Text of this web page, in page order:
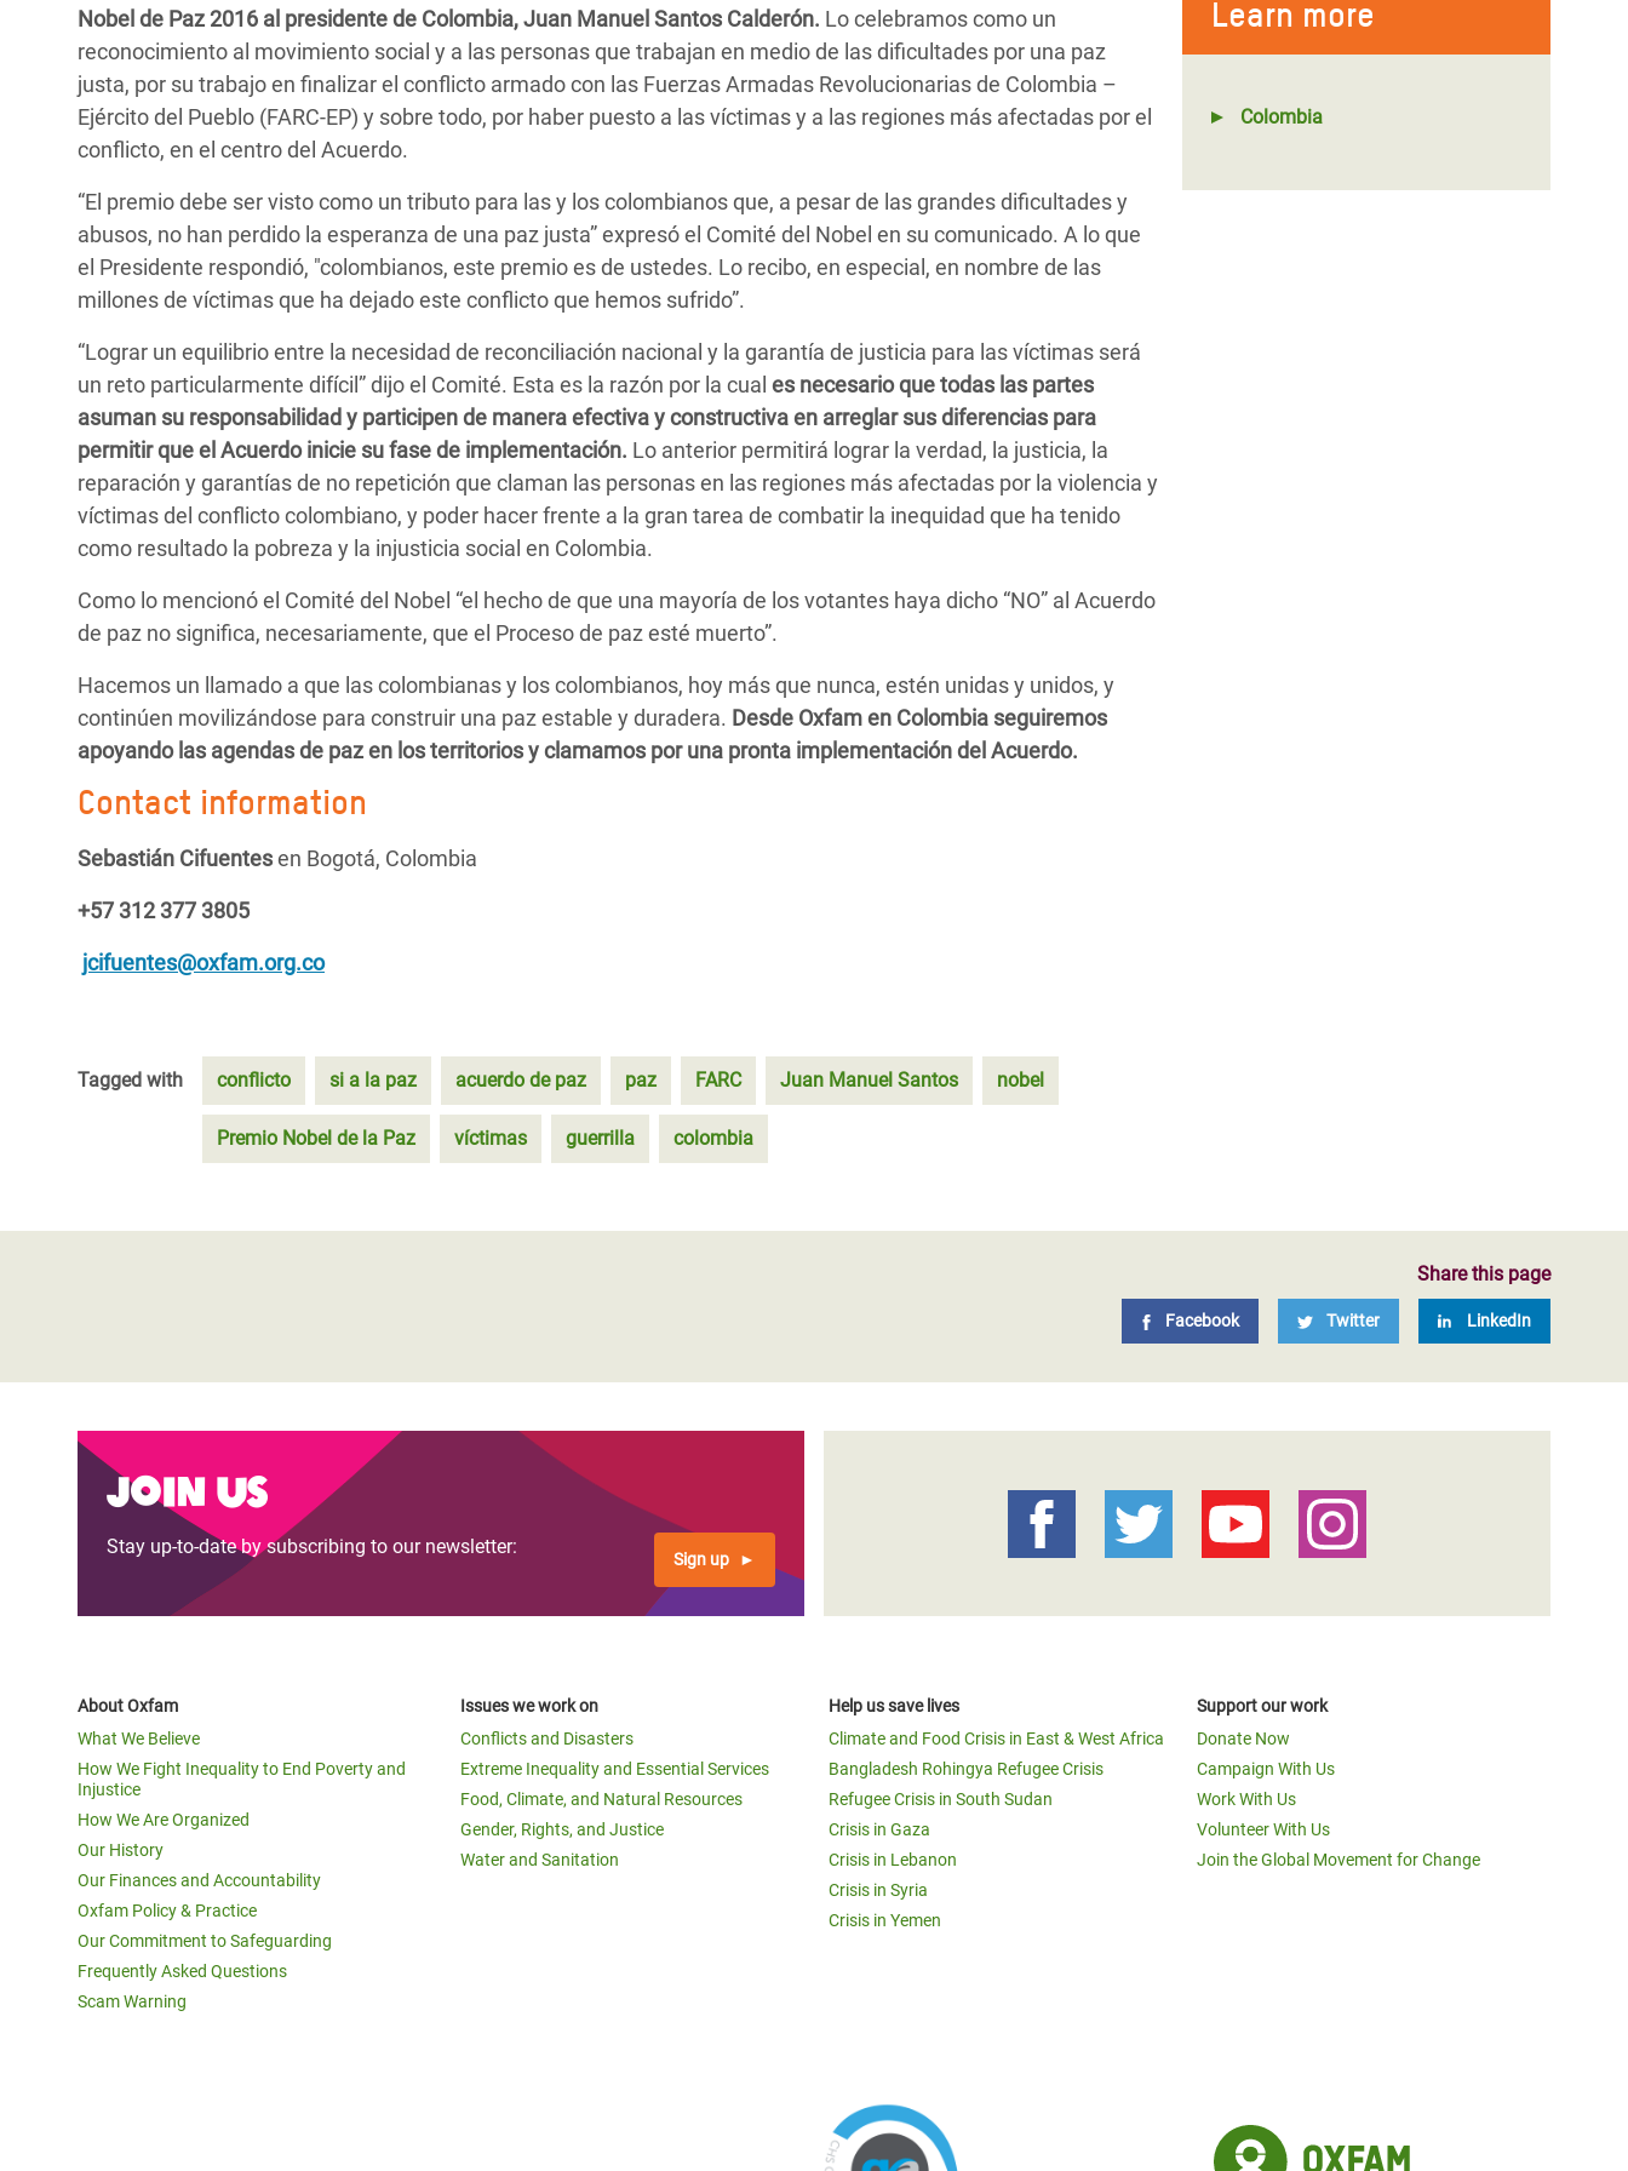
Conflicts and Disasters
Extreme Inequality and
Essential Services
Inequality and Rights in a
Digital Age
Gender, Rights, and Justice
Bangladesh Rohingya Refugee
Crisis
Climate and Food Crisis in
East & West Africa
Crisis in Syria
Crisis in Yemen
Refugee Crisis in South Sudan
End the Suffering Behind your Food
Say 'Enough' to Violence Against Women
and Girls
Learn more
Colombia
Nobel de Paz 2016 al presidente de Colombia, Juan Manuel Santos Calderón. Lo celebramos como un
reconocimiento al movimiento social y a las personas que trabajan en medio de las dificultades por una paz
justa, por su trabajo en finalizar el conflicto armado con las Fuerzas Armadas Revolucionarias de Colombia –
Ejército del Pueblo (FARC-EP) y sobre todo, por haber puesto a las víctimas y a las regiones más afectadas por el
conflicto, en el centro del Acuerdo.
“El premio debe ser visto como un tributo para las y los colombianos que, a pesar de las grandes dificultades y
abusos, no han perdido la esperanza de una paz justa” expresó el Comité del Nobel en su comunicado. A lo que
el Presidente respondió, "colombianos, este premio es de ustedes. Lo recibo, en especial, en nombre de las
millones de víctimas que ha dejado este conflicto que hemos sufrido”.
“Lograr un equilibrio entre la necesidad de reconciliación nacional y la garantía de justicia para las víctimas será
un reto particularmente difícil” dijo el Comité. Esta es la razón por la cual es necesario que todas las partes
asuman su responsabilidad y participen de manera efectiva y constructiva en arreglar sus diferencias para
permitir que el Acuerdo inicie su fase de implementación. Lo anterior permitirá lograr la verdad, la justicia, la
reparación y garantías de no repetición que claman las personas en las regiones más afectadas por la violencia y
víctimas del conflicto colombiano, y poder hacer frente a la gran tarea de combatir la inequidad que ha tenido
como resultado la pobreza y la injusticia social en Colombia.
Como lo mencionó el Comité del Nobel “el hecho de que una mayoría de los votantes haya dicho “NO” al Acuerdo
de paz no significa, necesariamente, que el Proceso de paz esté muerto”.
Hacemos un llamado a que las colombianas y los colombianos, hoy más que nunca, estén unidas y unidos, y
continúen movilizándose para construir una paz estable y duradera. Desde Oxfam en Colombia seguiremos
apoyando las agendas de paz en los territorios y clamamos por una pronta implementación del Acuerdo.
Contact information
Sebastián Cifuentesen Bogotá, Colombia
+57 312 377 3805
jcifuentes@oxfam.org.co
Tagged with conflicto si a la paz acuerdo de paz paz FARC Juan Manuel Santos nobel
Premio Nobel de la Paz víctimas guerrilla colombia
Share this page
Facebook Twitter LinkedIn
Join us
Stay up-to-date by subscribing to our newsletter:
Sign up
About Oxfam
What We Believe
How We Fight Inequality to End Poverty and
Injustice
How We Are Organized
Our History
Our Finances and Accountability
Oxfam Policy & Practice
Our Commitment to Safeguarding
Frequently Asked Questions
Scam Warning
Issues we work on
Conflicts and Disasters
Extreme Inequality and Essential Services
Food, Climate, and Natural Resources
Gender, Rights, and Justice
Water and Sanitation
Help us save lives
Climate and Food Crisis in East & West Africa
Bangladesh Rohingya Refugee Crisis
Refugee Crisis in South Sudan
Crisis in Gaza
Crisis in Lebanon
Crisis in Syria
Crisis in Yemen
Support our work
Donate Now
Campaign With Us
Work With Us
Volunteer With Us
Join the Global Movement for Change